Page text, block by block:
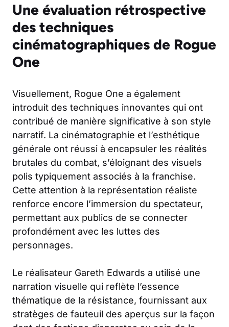
Une évaluation rétrospective
des techniques
cinématographiques de Rogue
One
Visuellement, Rogue One a également
introduit des techniques innovantes qui ont
contribué de manière significative à son style
narratif. La cinématographie et l’esthétique
générale ont réussi à encapsuler les réalités
brutales du combat, s’éloignant des visuels
polis typiquement associés à la franchise.
Cette attention à la représentation réaliste
renforce encore l’immersion du spectateur,
permettant aux publics de se connecter
profondément avec les luttes des
personnages.
Le réalisateur Gareth Edwards a utilisé une
narration visuelle qui reflète l’essence
thématique de la résistance, fournissant aux
stratèges de fauteuil des aperçus sur la façon